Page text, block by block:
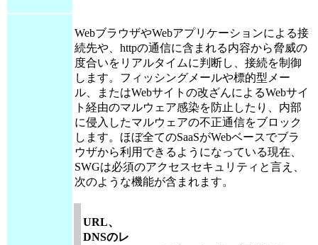
WebブラウザやWebアプリケーションによる接
続先や、httpの通信に含まれる内容から脅威の
度合いをリアルタイムに判断し、接続を制御
します。フィッシングメールや標的型メー
ル、またはWebサイトの改ざんによるWebサイ
ト経由のマルウェア感染を防止したり、内部
に侵入したマルウェアの不正通信をブロック
します。ほぼ全てのSaaSがWebベースでブラ
ウザから利用できるようになっている現在、
SWGは必須のアクセスセキュリティと言え、
次のような機能が含まれます。
URL、
DNSのレ